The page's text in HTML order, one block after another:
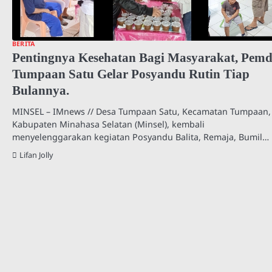
BERITA
Pentingnya Kesehatan Bagi Masyarakat,
Tumpaan Satu Gelar Posyandu Rutin Tiap
Bulannya.
MINSEL – IMnews // Desa Tumpaan Satu, Kecamatan Tumpaan,
Kabupaten Minahasa Selatan (Minsel), kembali
menyelenggarakan kegiatan Posyandu Balita, Remaja, Bumil…
Lifan Jolly